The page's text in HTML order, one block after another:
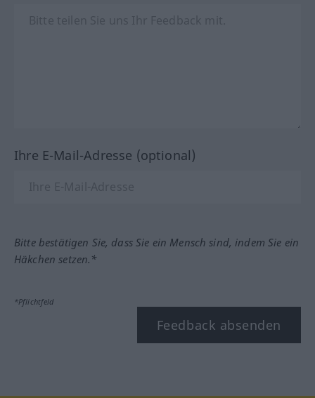
Ihre E-Mail-Adresse (optional)
Bitte bestätigen Sie, dass Sie ein Mensch sind, indem Sie ein
Häkchen setzen.*
*Pflichtfeld
Feedback absenden